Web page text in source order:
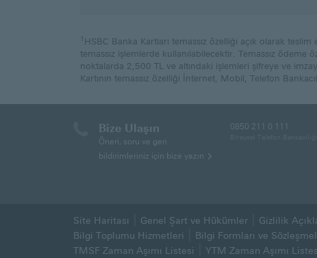
HSBC Banka Kartları temassız özelliği açık olarak
temassız işlemlerde kullanılabilecektir. Temassız
noktalarda 2,500 TL ve altındaki işlemleri şifreye ve
Kartının temassız özelliği İnternet, Mobil, Telefon
Bize Ulaşın
Öneri, soru ve geri
bildirimleriniz için bize yazın
0850 211 0 111
Site Haritası Genel Şart ve Hükümler Gizlilik
Bilgi Toplumu Hizmetleri (Bu sayfa yeni pencerede
Bilgi Formları ve
TMSF Zaman Aşımı Listesi
YTM Zaman Aşımı